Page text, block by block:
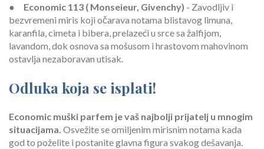
● Economic 113 ( Monseieur, Givenchy) - Zavodljiv i
bezvremeni miris koji očarava notama blistavog limuna,
karanfila, cimeta i bibera, prelazeći u srce sa žalfijom,
lavandom, dok osnova sa mošusom i hrastovom mahovinom
ostavlja nezaboravan utisak.
Odluka koja se isplati!
Economic muški parfem je vaš najbolji prijatelj u mnogim
situacijama. Osvežite se omiljenim mirisnim notama kada
god to poželite i postanite glavna figura svakog dešavanja.